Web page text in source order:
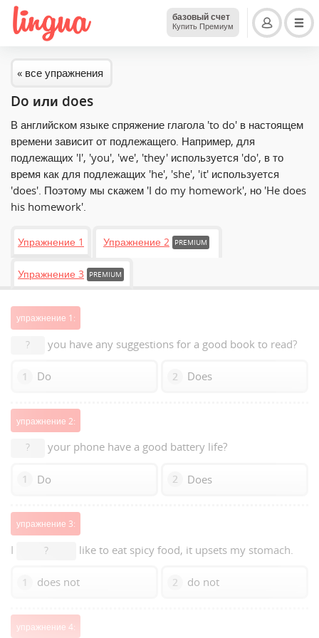
базовый счет
Купить Премиум
« все упражнения
Do или does
В английском языке спряжение глагола 'to do' в настоящем
времени зависит от подлежащего. Например, для
подлежащих 'I', 'you', 'we', 'they' используется 'do', в то
время как для подлежащих 'he', 'she', 'it' используется
'does'. Поэтому мы скажем 'I do my homework', но 'He does
his homework'.
Упражнение 1 Упражнение 2 PREMIUM
Упражнение 3 PREMIUM
упражнение 1:
? you have any suggestions for a good book to read?
1 Do 2 Does
упражнение 2:
? your phone have a good battery life?
1 Do 2 Does
упражнение 3:
I ? like to eat spicy food, it upsets my stomach.
1 does not 2 do not
упражнение 4: